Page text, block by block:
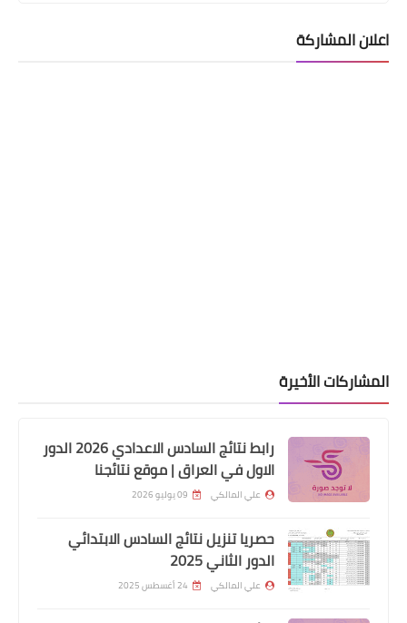
اعلان المشاركة
المشاركات الأخيرة
رابط نتائج السادس الاعدادي 2026 الدور
الاول في العراق | موقع نتائجنا
علي المالكي 09 يوليو 2026
حصريا تنزيل نتائج السادس الابتدائي
الدور الثاني 2025
علي المالكي 24 أغسطس 2025